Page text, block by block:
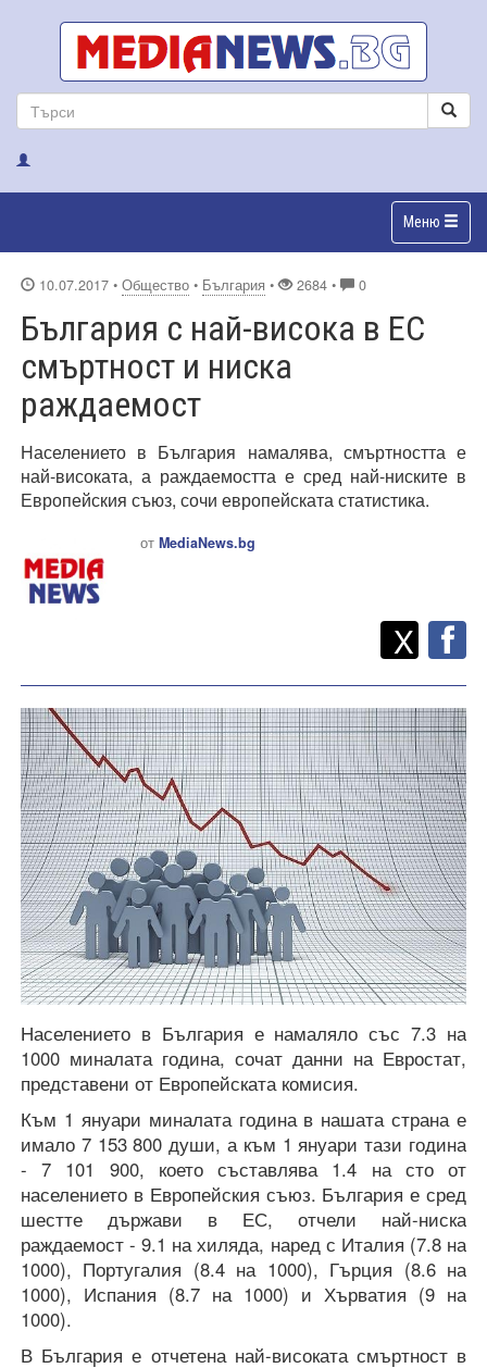
Меню
10.07.2017 • Общество • България • 2684 • 0
България с най-висока в ЕС
смъртност и ниска
раждаемост
Населението в България намалява, смъртността е
най-високата, а раждаемостта е сред най-ниските в
Европейския съюз, сочи европейската статистика.
от MediaNews.bg
Споделете
X
Населението в България е намаляло със 7.3 на
1000 миналата година, сочат данни на Евростат,
представени от Европейската комисия.
Към 1 януари миналата година в нашата страна е
имало 7 153 800 души, а към 1 януари тази година
- 7 101 900, което съставлява 1.4 на сто от
населението в Европейския съюз. България е сред
шестте държави в ЕС, отчели най-ниска
раждаемост - 9.1 на хиляда, наред с Италия (7.8 на
1000), Португалия (8.4 на 1000), Гърция (8.6 на
1000), Испания (8.7 на 1000) и Хърватия (9 на
1000).
В България е отчетена най-високата смъртност в